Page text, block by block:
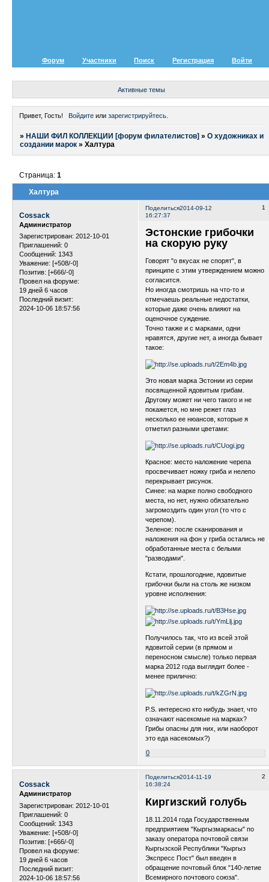
Форум Участники Поиск Регистрация Войти
Активные темы
Привет, Гость! Войдитеили зарегистрируйтесь.
» НАШИ ФИЛ КОЛЛЕКЦИИ [форум филателистов] »О художниках и
создании марок »Халтура
Халтура
Страница:1
Поделиться 1
2014-09-12
16:27:37
Cossack
Администратор
Зарегистрирован: 2012-10-01
Приглашений: 0
Сообщений: 1343
Уважение: [+508/-0]
Позитив: [+666/-0]
Провел на форуме:
19 дней 6 часов
Последний визит:
2024-10-06 18:57:56
Эстонские грибочки
на скорую руку
Говорят "о вкусах не спорят", в
принципе с этим утверждением можно
согласится.
Но иногда смотришь на что-то и
отмечаешь реальные недостатки,
которые даже очень влияют на
оценочное суждение.
Точно также и с марками, одни
нравятся, другие нет, а иногда бывает
такое:
Это новая марка Эстонии из серии
посвященной ядовитым грибам.
Другому может ни чего такого и не
покажется, но мне режет глаз
несколько ее нюансов, которые я
отметил разными цветами:
Красное: место наложение черепа
просвечивает ножку гриба и нелепо
перекрывает рисунок.
Синее: на марке полно свободного
места, но нет, нужно обязательно
загромоздить один угол (то что с
черепом).
Зеленое: после сканирования и
наложения на фон у гриба остались не
обработанные места с белыми
"разводами".
Кстати, прошлогодние, ядовитые
грибочки были на столь же низком
уровне исполнения:
Получилось так, что из всей этой
ядовитой серии (в прямом и
переносном смысле) только первая
марка 2012 года выглядит более -
менее прилично:
P.S. интересно кто нибудь знает, что
означают насекомые на марках?
Грибы опасны для них, или наоборот
это еда насекомых?)
0
Поделиться 2
2014-11-19
16:38:24
Cossack
Администратор
Зарегистрирован: 2012-10-01
Приглашений: 0
Сообщений: 1343
Уважение: [+508/-0]
Позитив: [+666/-0]
Провел на форуме:
19 дней 6 часов
Последний визит:
2024-10-06 18:57:56
Киргизский голубь
18.11.2014 года Государственным
предприятием "Кыргызмаркасы" по
заказу оператора почтовой связи
Кыргызской Республики "Кыргыз
Экспресс Пост" был введен в
обращение почтовый блок "140-летие
Всемирного почтового союза".